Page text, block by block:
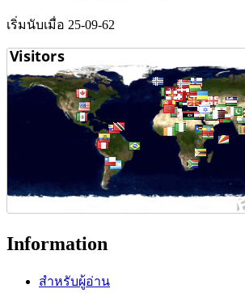
เริ่มนับเมื่อ 25-09-62
Information
สำหรับผู้อ่าน